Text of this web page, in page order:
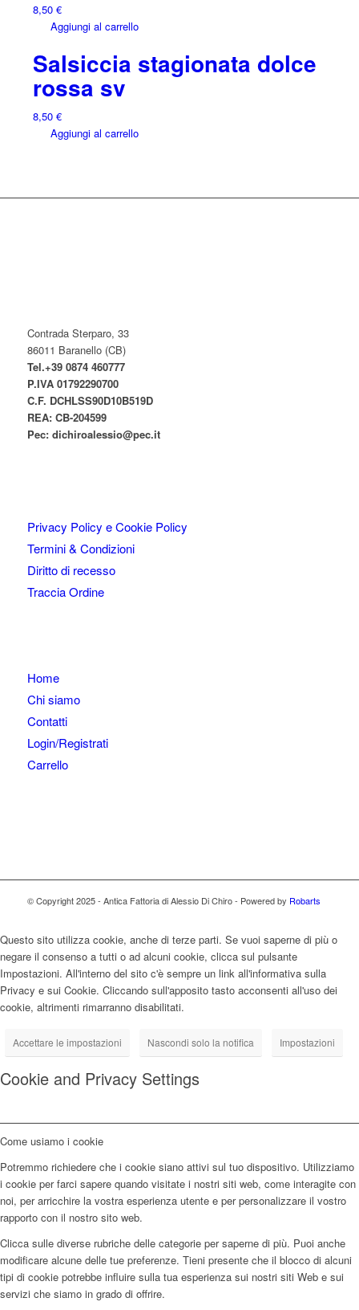
8,50 €
Aggiungi al carrello
Salsiccia stagionata dolce
rossa sv
8,50 €
Aggiungi al carrello
Contrada Sterparo, 33
86011 Baranello (CB)
Tel.+39 0874 460777
P.IVA 01792290700
C.F. DCHLSS90D10B519D
REA: CB-204599
Pec: dichiroalessio@pec.it
Privacy Policy e Cookie Policy
Termini & Condizioni
Diritto di recesso
Traccia Ordine
Home
Chi siamo
Contatti
Login/Registrati
Carrello
© Copyright 2025 - Antica Fattoria di Alessio Di Chiro - Powered by Robarts
Questo sito utilizza cookie, anche di terze parti. Se vuoi saperne di più o
negare il consenso a tutti o ad alcuni cookie, clicca sul pulsante
Impostazioni. All'interno del sito c'è sempre un link all'informativa sulla
Privacy e sui Cookie. Cliccando sull'apposito tasto acconsenti all'uso dei
cookie, altrimenti rimarranno disabilitati.
Accettare le impostazioni Nascondi solo la notifica Impostazioni
Cookie and Privacy Settings
Come usiamo i cookie
Potremmo richiedere che i cookie siano attivi sul tuo dispositivo. Utilizziamo
i cookie per farci sapere quando visitate i nostri siti web, come interagite con
noi, per arricchire la vostra esperienza utente e per personalizzare il vostro
rapporto con il nostro sito web.
Clicca sulle diverse rubriche delle categorie per saperne di più. Puoi anche
modificare alcune delle tue preferenze. Tieni presente che il blocco di alcuni
tipi di cookie potrebbe influire sulla tua esperienza sui nostri siti Web e sui
servizi che siamo in grado di offrire.